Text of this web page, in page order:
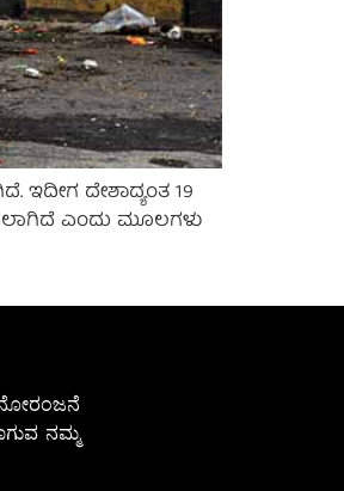
ದೇಶಾದ್ಯಂತ 19
ಎಂದು ಮೂಲಗಳು
ನಮ್ಮ